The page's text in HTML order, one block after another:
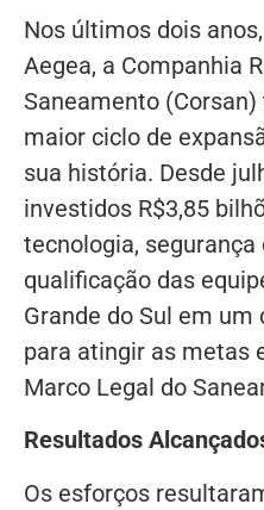
Nos últimos dois
Aegea, a Companhia
Saneamento
maior ciclo de
sua história. Desde
investidos R$3,85
tecnologia, segurança
qualificação das
Grande do Sul em
para atingir as metas
Marco Legal do
Resultados
Os esforços